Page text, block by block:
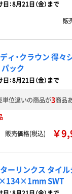
：8月21日（金）まで
販
ィ・クラウン 得々
ック
：8月21日（金）まで
単位違いの商品が3商品
販売価格(税込)
￥
ーリンクス タイ
SWT